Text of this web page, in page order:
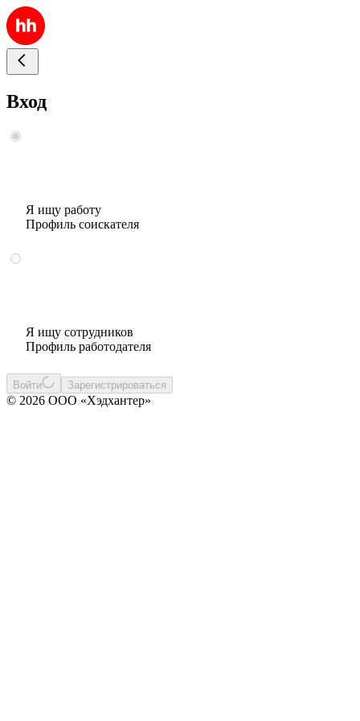
Вход
Я ищу работу
Профиль соискателя
Я ищу сотрудников
Профиль работодателя
Войти Зарегистрироваться
© 2026 ООО «Хэдхантер»